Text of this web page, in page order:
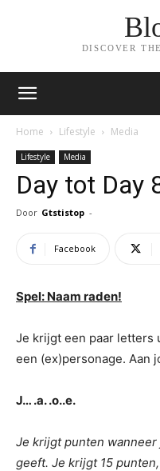
DISCOVER
Home Lifestyle Media
Lifestyle Media
Day tot Day
Door Gtstistop -
Facebook
Spel: Naam raden!
Je krijgt een paar letters
een (ex)personage. Aan
J… .a. .o..e.
Je krijgt punten
geeft. Je krijgt 15